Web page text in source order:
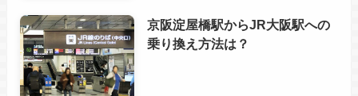
京阪淀屋橋駅からJR大阪駅への
乗り換え方法は？